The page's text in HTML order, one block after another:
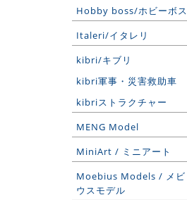
Hobby boss/ホビーボス
Italeri/イタレリ
kibri/キブリ
kibri軍事・災害救助車
kibriストラクチャー
MENG Model
MiniArt / ミニアート
Moebius Models / メビ
ウスモデル